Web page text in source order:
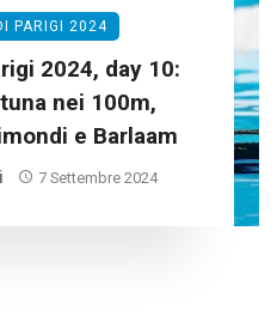
PARIGI 2024
2024, day 10:
nei 100m,
e Barlaam
7 Settembre 2024